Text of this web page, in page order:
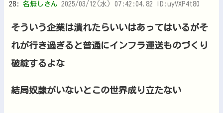
28: 名無しさん 2025/03/12(水) 07:42:04.82 ID:uyVXP4t80
そういう企業は潰れたらいいはあってはいるがそ
れが行き過ぎると普通にインフラ運送ものづくり
破綻するよな
結局奴隷がいないとこの世界成り立たない